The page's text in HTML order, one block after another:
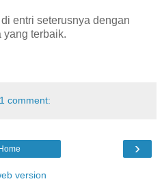
entri seterusnya dengan
yang terbaik.
1 comment:
›
version